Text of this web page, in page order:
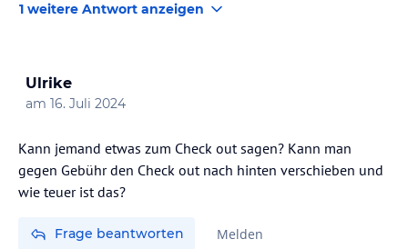
1 weitere Antwort anzeigen
Ulrike
am 16. Juli 2024
Kann jemand etwas zum Check out sagen? Kann man
gegen Gebühr den Check out nach hinten verschieben und
wie teuer ist das?
Frage beantworten Melden